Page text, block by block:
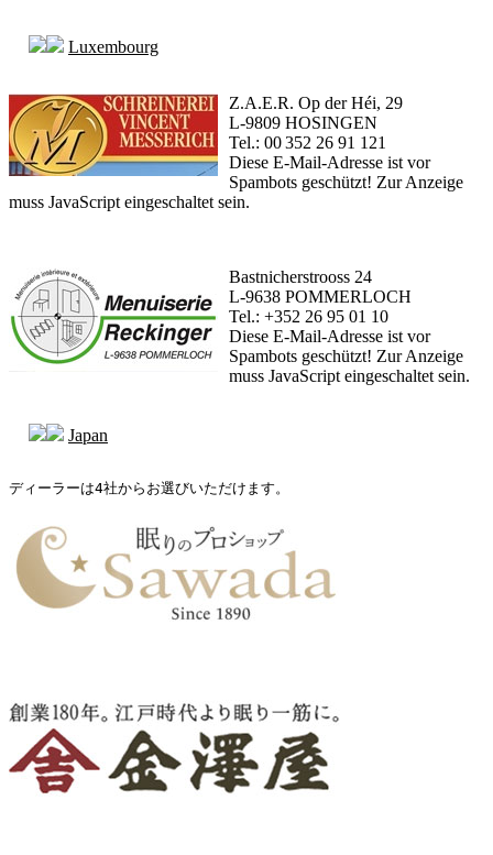
Luxembourg
Z.A.E.R. Op der Héi, 29
L-9809 HOSINGEN
Tel.: 00 352 26 91 121
Diese E-Mail-Adresse ist vor
Spambots geschützt! Zur Anzeige
muss JavaScript eingeschaltet sein.
Bastnicherstrooss 24
L-9638 POMMERLOCH
Tel.: +352 26 95 01 10
Diese E-Mail-Adresse ist vor
Spambots geschützt! Zur Anzeige
muss JavaScript eingeschaltet sein.
Japan
ディーラーは4社からお選びいただけます。